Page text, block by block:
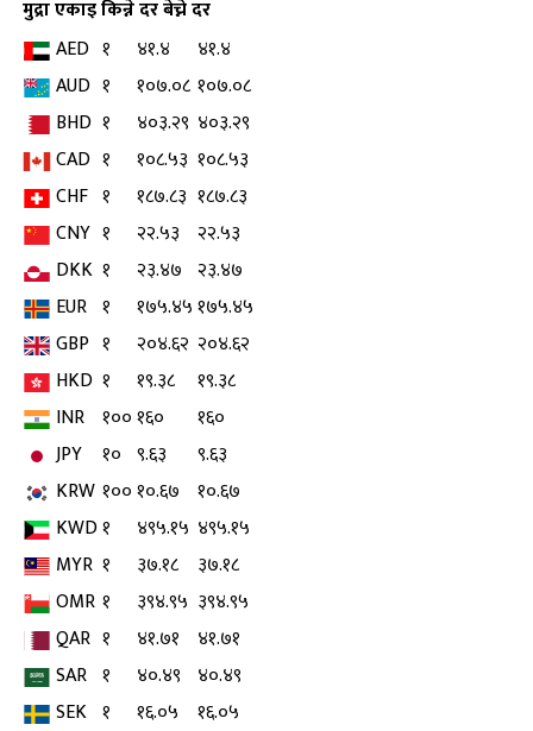
मुद्राएकाइकिन्ने दरबेच्ने दर
AED १ ४१.४
४१.४
AUD १ १०७.०८ १०७.०८
BHD १ ४०३.२९ ४०३.२९
CAD १ १०८.५३ १०८.५३
CHF १ १८७.८३ १८७.८३
CNY १ २२.५३
२२.५३
DKK १ २३.४७ २३.४७
EUR १ १७५.४५१७५.४५
GBP १ २०४.६२ २०४.६२
HKD १ १९.३८
१९.३८
INR १००१६०
१६०
JPY
१० ९.६३
९.६३
KRW १००१०.६७ १०.६७
KWD१ ४९५.१५ ४९५.१५
MYR १ ३७.१८
३७.१८
OMR १ ३९४.९५ ३९४.९५
QAR १ ४१.७१
४१.७१
SAR १ ४०.४९ ४०.४९
SEK १ १६.०५
१६.०५